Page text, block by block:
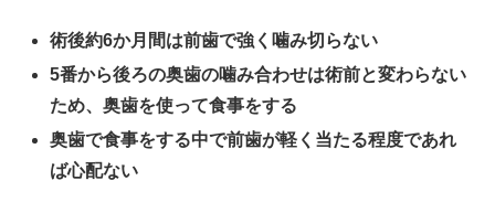
術後約6か月間は前歯で強く噛み切らない
5番から後ろの奥歯の噛み合わせは術前と変わらない
ため、奥歯を使って食事をする
奥歯で食事をする中で前歯が軽く当たる程度であれ
ば心配ない